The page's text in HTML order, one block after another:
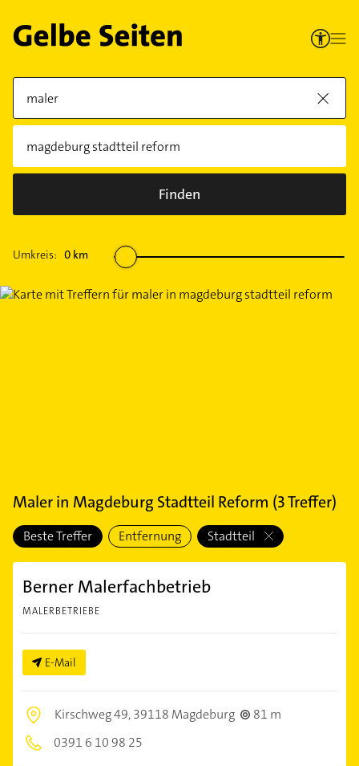
Finden
Umkreis: 0 km
Malerin Magdeburg Stadtteil Reform (3Treffer)
Beste Treffer Entfernung Stadtteil
Berner Malerfachbetrieb
MALERBETRIEBE
E-Mail
Kirschweg 49,39118 Magdeburg
81 m
0391 6 10 98 25